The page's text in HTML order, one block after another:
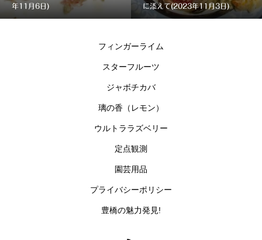
に添えて(2023年11月3日)
て(2023年11月2日)
フィンガーライム
スターフルーツ
ジャボチカバ
璃の香（レモン）
ウルトララズベリー
定点観測
園芸用品
プライバシーポリシー
豊橋の魅力発見!